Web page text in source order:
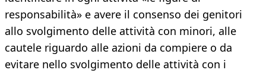
responsabilità» e avere il consenso dei genitori
allo svolgimento delle attività con minori, alle
cautele riguardo alle azioni da compiere o da
evitare nello svolgimento delle attività con i